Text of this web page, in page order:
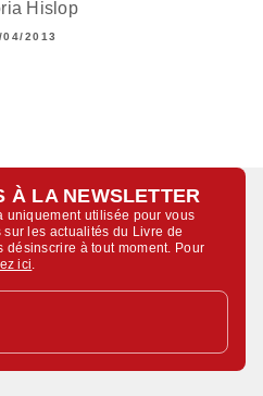
Hislop
04/2013
À LA NEWSLETTER
uniquement utilisée pour vous
les actualités du Livre de
désinscrire à tout moment. Pour
ici.